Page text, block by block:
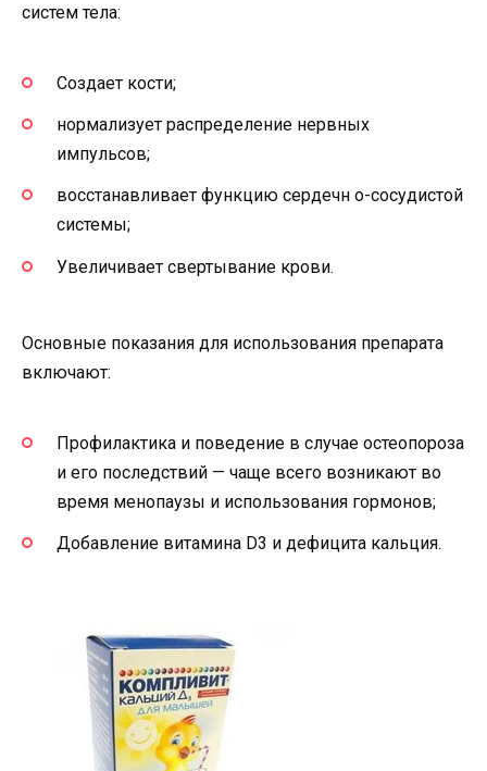
систем тела:
Создает кости;
нормализует распределение нервных
импульсов;
восстанавливает функцию сердечн о-сосудистой
системы;
Увеличивает свертывание крови.
Основные показания для использования препарата
включают:
Профилактика и поведение в случае остеопороза
и его последствий — чаще всего возникают во
время менопаузы и использования гормонов;
Добавление витамина D3 и дефицита кальция.